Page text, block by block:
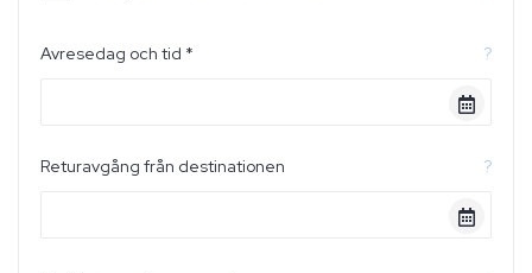
Avresedag och tid * ?
Returavgång från destinationen ?